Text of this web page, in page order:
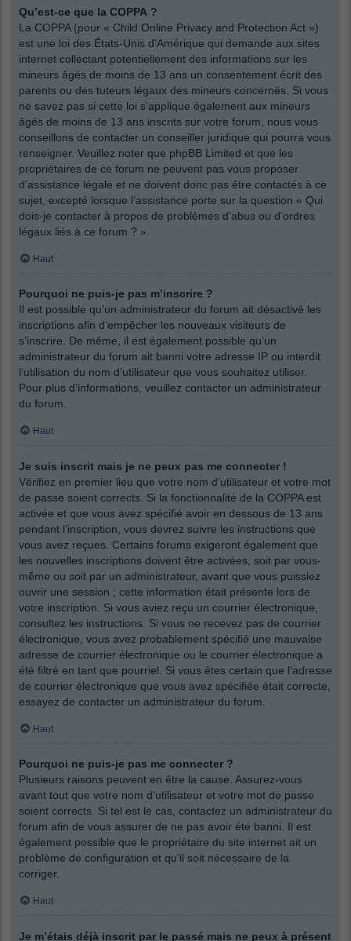
Qu’est-ce que la COPPA ?
La COPPA (pour « Child Online Privacy and Protection Act »)
est une loi des États-Unis d’Amérique qui demande aux sites
internet collectant potentiellement des informations sur les
mineurs âgés de moins de 13 ans un consentement écrit des
parents ou des tuteurs légaux des mineurs concernés. Si vous
ne savez pas si cette loi s’applique également aux mineurs
âgés de moins de 13 ans inscrits sur votre forum, nous vous
conseillons de contacter un conseiller juridique qui pourra vous
renseigner. Veuillez noter que phpBB Limited et que les
propriétaires de ce forum ne peuvent pas vous proposer
d’assistance légale et ne doivent donc pas être contactés à ce
sujet, excepté lorsque l’assistance porte sur la question « Qui
dois-je contacter à propos de problèmes d’abus ou d’ordres
légaux liés à ce forum ? ».
Haut
Pourquoi ne puis-je pas m’inscrire ?
Il est possible qu’un administrateur du forum ait désactivé les
inscriptions afin d’empêcher les nouveaux visiteurs de
s’inscrire. De même, il est également possible qu’un
administrateur du forum ait banni votre adresse IP ou interdit
l’utilisation du nom d’utilisateur que vous souhaitez utiliser.
Pour plus d’informations, veuillez contacter un administrateur
du forum.
Haut
Je suis inscrit mais je ne peux pas me connecter !
Vérifiez en premier lieu que votre nom d’utilisateur et votre mot
de passe soient corrects. Si la fonctionnalité de la COPPA est
activée et que vous avez spécifié avoir en dessous de 13 ans
pendant l’inscription, vous devrez suivre les instructions que
vous avez reçues. Certains forums exigeront également que
les nouvelles inscriptions doivent être activées, soit par vous-
même ou soit par un administrateur, avant que vous puissiez
ouvrir une session ; cette information était présente lors de
votre inscription. Si vous aviez reçu un courrier électronique,
consultez les instructions. Si vous ne recevez pas de courrier
électronique, vous avez probablement spécifié une mauvaise
adresse de courrier électronique ou le courrier électronique a
été filtré en tant que pourriel. Si vous êtes certain que l’adresse
de courrier électronique que vous avez spécifiée était correcte,
essayez de contacter un administrateur du forum.
Haut
Pourquoi ne puis-je pas me connecter ?
Plusieurs raisons peuvent en être la cause. Assurez-vous
avant tout que votre nom d’utilisateur et votre mot de passe
soient corrects. Si tel est le cas, contactez un administrateur du
forum afin de vous assurer de ne pas avoir été banni. Il est
également possible que le propriétaire du site internet ait un
problème de configuration et qu’il soit nécessaire de la
corriger.
Haut
Je m’étais déjà inscrit par le passé mais ne peux à présent